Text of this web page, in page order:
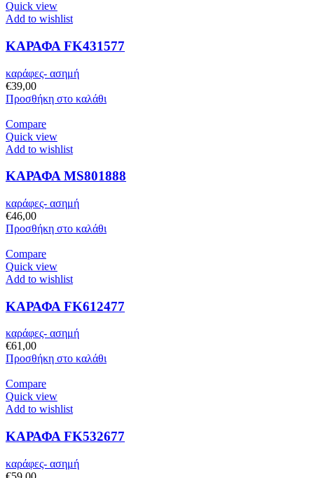
Quick view
Add to wishlist
ΚΑΡΑΦΑ FK431577
καράφες- ασημή
€39,00
Προσθήκη στο καλάθι
Compare
Quick view
Add to wishlist
ΚΑΡΑΦΑ MS801888
καράφες- ασημή
€46,00
Προσθήκη στο καλάθι
Compare
Quick view
Add to wishlist
ΚΑΡΑΦΑ FK612477
καράφες- ασημή
€61,00
Προσθήκη στο καλάθι
Compare
Quick view
Add to wishlist
ΚΑΡΑΦΑ FK532677
καράφες- ασημή